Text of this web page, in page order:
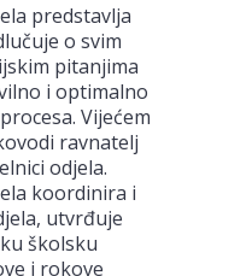
predstavlja
o svim
pitanjima
i optimalno
Vijećem
ravnatelj
odjela.
koordinira i
utvrđuje
školsku
i rokove